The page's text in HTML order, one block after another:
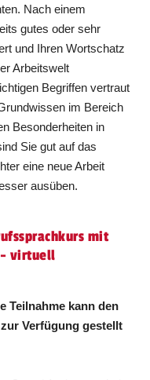
Nach einem
gutes oder sehr
und Ihren Wortschatz
Arbeitswelt
Begriffen vertraut
im Bereich
Besonderheiten in
Sie gut auf das
eine neue ­Arbeit
ausüben.
mit
- virtuell
Teilnahme kann den
Verfügung gestellt